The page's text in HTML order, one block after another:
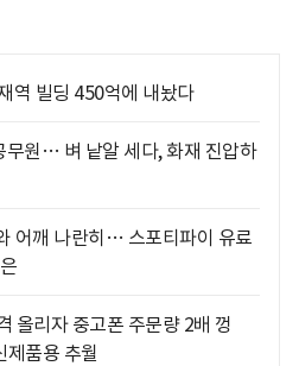
역 빌딩 450억에 내놨다
무원… 벼 낱알 세다, 화재 진압하
어깨 나란히… 스포티파이 유료
올리자 중고폰 주문량 2배 껑
품용 추월